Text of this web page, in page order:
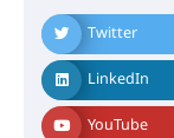
Twitter
LinkedIn
YouTube